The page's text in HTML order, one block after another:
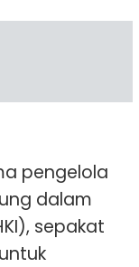
pengelola
dalam
sepakat